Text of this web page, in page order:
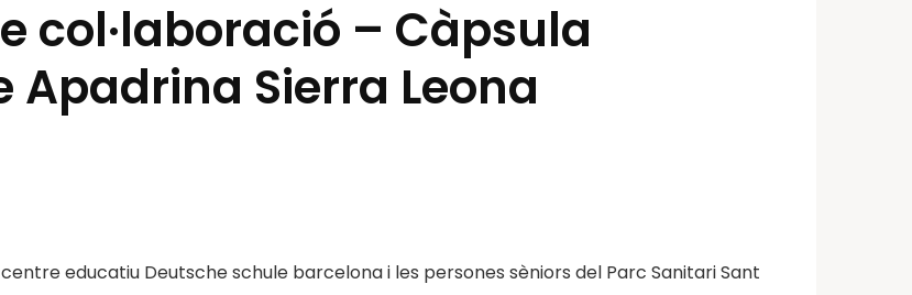
col·laboració – Càpsula
Sierra Leona
educatiu Deutsche schule barcelona i les persones sèniors del Parc Sanitari Sant